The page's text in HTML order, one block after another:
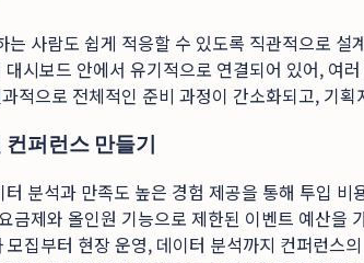
사람도 쉽게 적응할 수 있도록 직관적으로
시보드 안에서 유기적으로 연결되어 있어,
적으로 전체적인 준비 과정이 간소화되고, 기
퍼런스 만들기
터 분석과 만족도 높은 경험 제공을 통해 투입 비
금제와 올인원 기능으로 제한된 이벤트 예산을
모집부터 현장 운영, 데이터 분석까지 컨퍼런스